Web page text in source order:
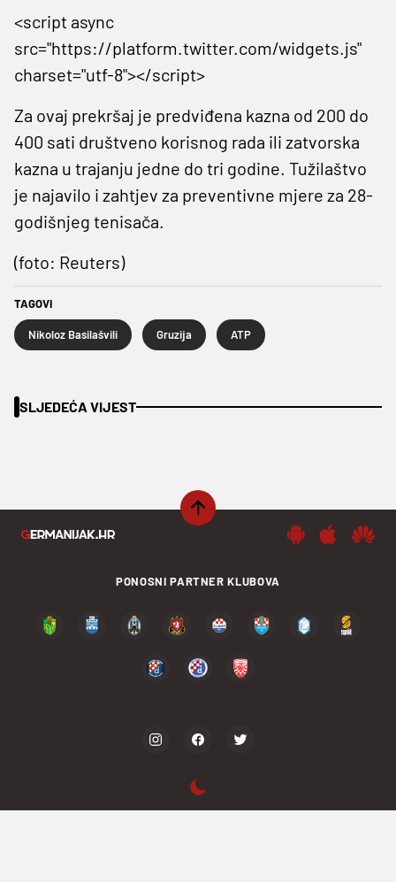
<script async
src="https://platform.twitter.com/widgets.js"
charset="utf-8"></script>
Za ovaj prekršaj je predviđena kazna od 200 do
400 sati društveno korisnog rada ili zatvorska
kazna u trajanju jedne do tri godine. Tužilaštvo
je najavilo i zahtjev za preventivne mjere za 28-
godišnjeg tenisača.
(foto: Reuters)
TAGOVI
Nikoloz Basilašvili Gruzija ATP
SLJEDEĆA VIJEST
PONOSNI PARTNER KLUBOVA